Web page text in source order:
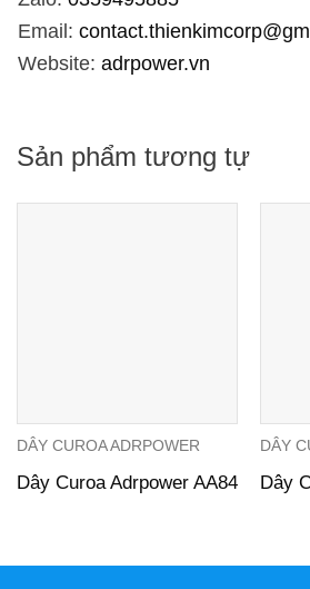
Email:
Website: adrpower.vn
Sản phẩm tương tự
DÂY CUROA ADRPOWER
Dây Curoa Adrpower AA84
DÂY
Dây